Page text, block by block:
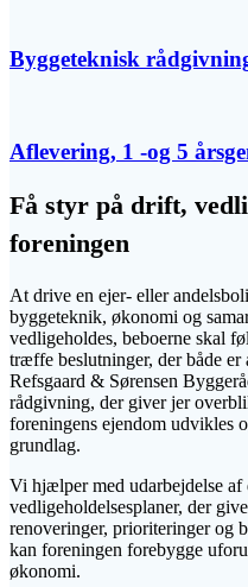
Byggeteknisk
Aflevering, 1 -og 5
Få styr på drift,
foreningen
At drive en ejer- eller
byggeteknik, økonomi og
vedligeholdes, beboerne skal
træffe beslutninger, der både
Refsgaard & Sørensen
rådgivning, der giver jer
foreningens ejendom udvikles
grundlag.
Vi hjælper med udarbejdelse af
vedligeholdelsesplaner, der
renoveringer, prioriteringer og
kan foreningen forebygge
økonomi.